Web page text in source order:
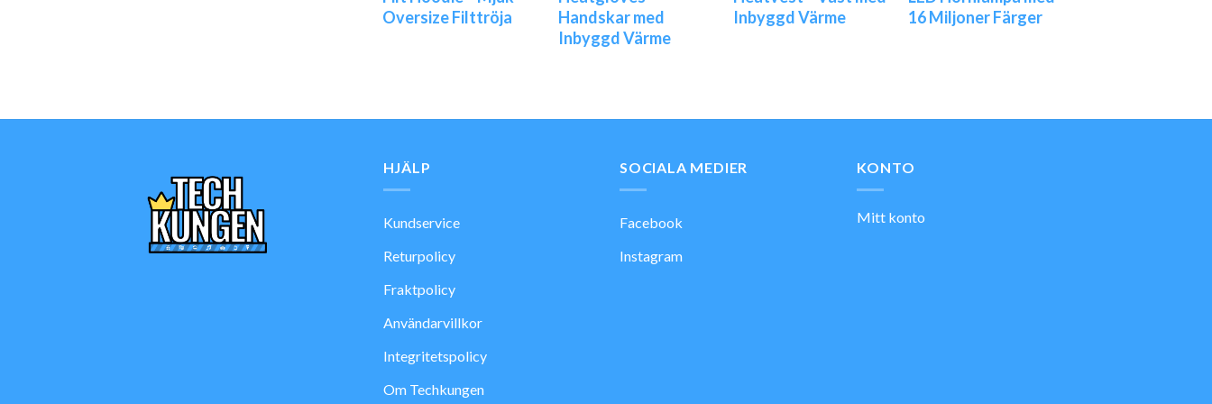
Oversize Filttröja
Handskar med
Inbyggd Värme
Inbyggd Värme
16 Miljoner Färger
HJÄLP
Kundservice
Returpolicy
Fraktpolicy
Användarvillkor
Integritetspolicy
Om Techkungen
SOCIALA MEDIER
Facebook
Instagram
KONTO
Mitt konto